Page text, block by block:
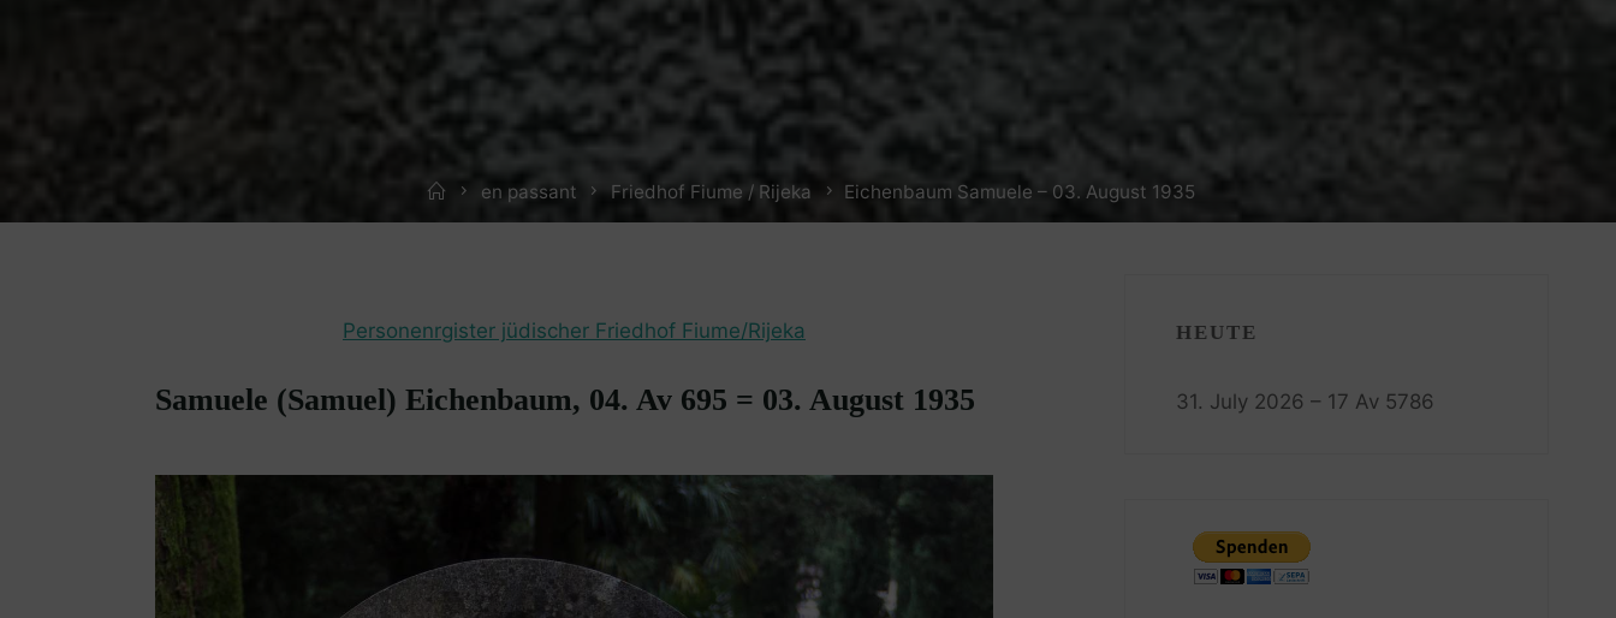
Homeen passant Friedhof Fiume / Rijeka Eichenbaum Samuele – 03. August 1935
Personenrgister jüdischer Friedhof Fiume/Rijeka
Samuele (Samuel) Eichenbaum, 04. Av 695 = 03. August 1935
HEUTE
31. July 2026 – 17 Av 5786